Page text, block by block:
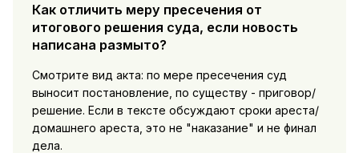
Как отличить меру пресечения от
итогового решения суда, если новость
написана размыто?
Смотрите вид акта: по мере пресечения суд
выносит постановление, по существу - приговор/
решение. Если в тексте обсуждают сроки ареста/
домашнего ареста, это не "наказание" и не финал
дела.